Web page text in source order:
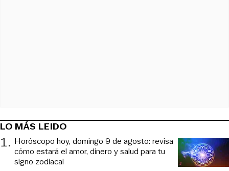
LO MÁS LEIDO
1. Horóscopo hoy, domingo 9 de agosto: revisa
cómo estará el amor, dinero y salud para tu
signo zodiacal